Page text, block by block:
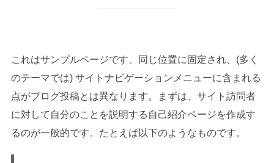
これはサンプルページです。同じ位置に固定され、(多く
のテーマでは) サイトナビゲーションメニューに含まれる
点がブログ投稿とは異なります。まずは、サイト訪問者
に対して自分のことを説明する自己紹介ページを作成す
るのが一般的です。たとえば以下のようなものです。